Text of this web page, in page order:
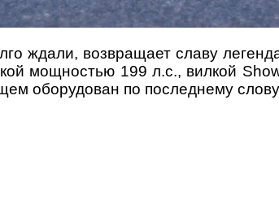
ждали, возвращает славу
мощностью 199 л.с., вилкой
оборудован по последнему слову